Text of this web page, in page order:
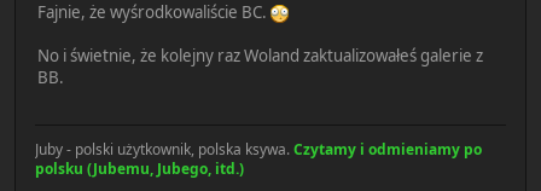
Fajnie, że wyśrodkowaliście BC.
No i świetnie, że kolejny raz Woland zaktualizowałeś galerie z
BB.
Juby - polski użytkownik, polska ksywa.Czytamy i odmieniamy po
polsku (Jubemu, Jubego, itd.)